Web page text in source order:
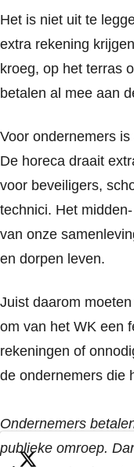
Het is niet uit te
extra rekening
kroeg, op het terras
betalen al mee aan
Voor ondernemers
De horeca draait
voor beveiligers,
technici. Het
van onze
en dorpen leven.
Juist daarom
om van het WK een
rekeningen of
de ondernemers die
Ondernemers
publieke omroep.